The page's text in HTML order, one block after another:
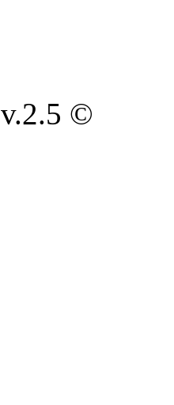
v.2.5 ©